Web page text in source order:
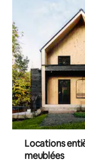
Locations
meublées